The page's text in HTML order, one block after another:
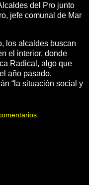
del Pro junto
jefe comunal de Mar
los alcaldes buscan
el interior, donde
Radical, algo que
año pasado.
“la situación social y